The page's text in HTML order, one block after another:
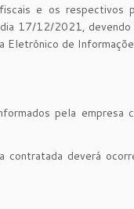
e os respectivos
17/12/2021, devendo
Eletrônico de
pela empresa
contratada deverá